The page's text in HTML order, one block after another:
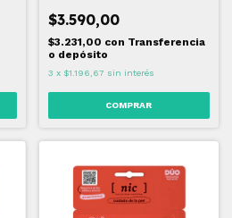
$3.590,00
$3.231,00 con Transferencia
o depósito
3 x $1.196,67 sin interés